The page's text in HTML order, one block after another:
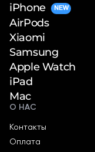
iPhone NEW
AirPods
Xiaomi
Samsung
Apple Watch
iPad
Mac
О НАС
Контакты
Оплата